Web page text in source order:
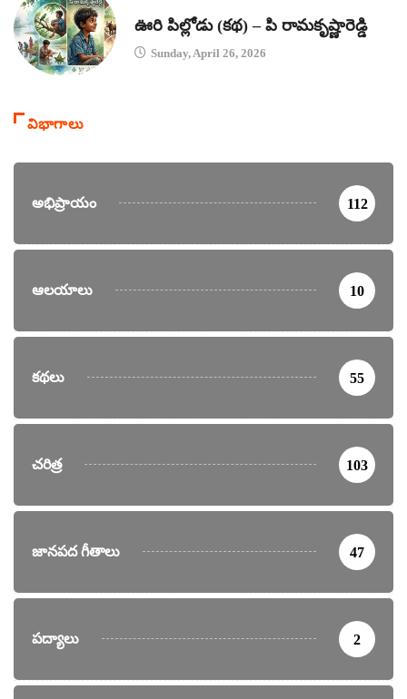
ఊరి పిల్లోడు (కథ) – పి రామకృష్ణారెడ్డి
Sunday, April 26, 2026
విభాగాలు
అభిప్రాయం 112
ఆలయాలు 10
కథలు 55
చరిత్ర 103
జానపద గీతాలు 47
పద్యాలు 2